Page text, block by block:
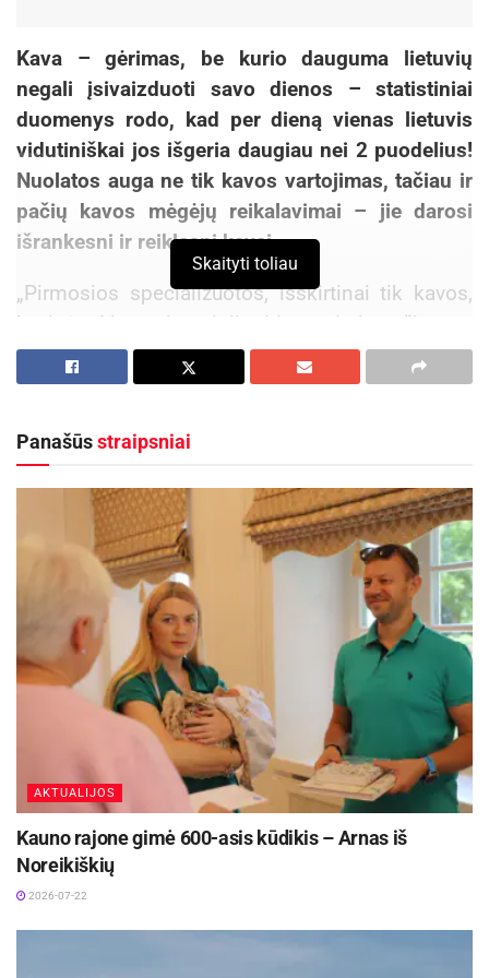
Kava – gėrimas, be kurio dauguma lietuvių
negali įsivaizduoti savo dienos – statistiniai
duomenys rodo, kad per dieną vienas lietuvis
vidutiniškai jos išgeria daugiau nei 2 puodelius!
Nuolatos auga ne tik kavos vartojimas, tačiau ir
pačių kavos mėgėjų reikalavimai – jie darosi
išrankesni ir reiklesni kavai.
„Pirmosios specializuotos, išskirtinai tik kavos,
kavinės Lietuvoje prigijo itin greitai, o žinomo
prekės ženklo kavos puodelis rankoje, einant
gatve, tapo savotiška miesto žmogaus įvaizdžio
tas smarkiai pasikeitė – vartotojui nebeužtenka,
Per keletą pastarųjų metų žmonės pradėjo daug
labiau domėtis kavos kokybe, kilme ir
alternatyviais kavos paruošimo būdais“, – sako
kavos barų tinklo „Vero Cafe“ vadovė Laima
Vėželienė.
Skaityti toliau
Panašūsstraipsniai
AKTUALIJOS
Kauno rajone gimė 600-asis kūdikis – Arnas iš
Noreikiškių
2026-07-22